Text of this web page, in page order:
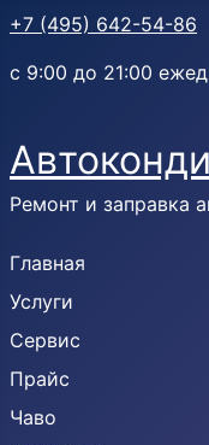
+7 (495) 642-54-86
с 9:00 до 21:00
Ремонт и заправка
Главная
Услуги
Сервис
Прайс
Чаво